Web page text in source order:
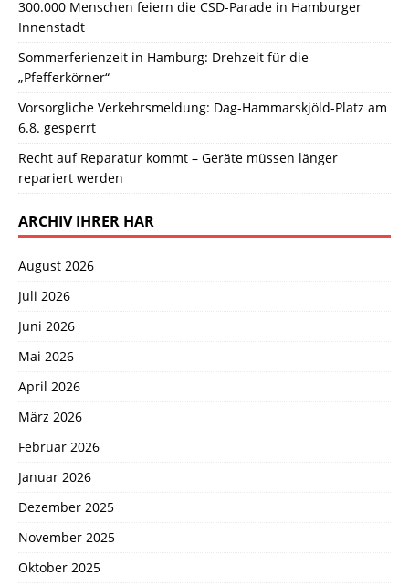
300.000 Menschen feiern die CSD-Parade in Hamburger
Innenstadt
Sommerferienzeit in Hamburg: Drehzeit für die
„Pfefferkörner“
Vorsorgliche Verkehrsmeldung: Dag-Hammarskjöld-Platz am
6.8. gesperrt
Recht auf Reparatur kommt – Geräte müssen länger
repariert werden
ARCHIV IHRER HAR
August 2026
Juli 2026
Juni 2026
Mai 2026
April 2026
März 2026
Februar 2026
Januar 2026
Dezember 2025
November 2025
Oktober 2025